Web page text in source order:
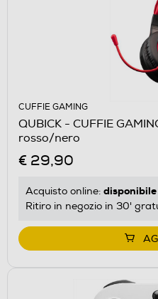
CUFFIE GAMING
QUBICK - CUFFIE
rosso/nero
€ 29,90
Acquisto online: disponibile
Ritiro in negozio in 30'